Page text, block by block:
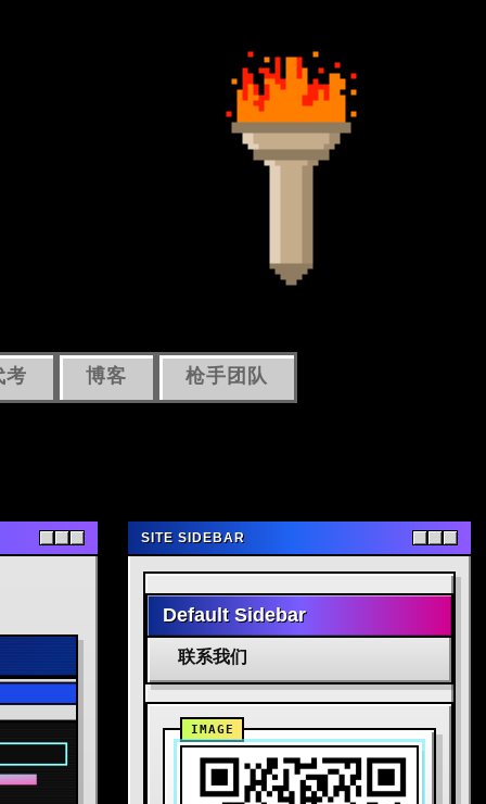
考 博客 枪手团队
SITE SIDEBAR
Default Sidebar
联系我们